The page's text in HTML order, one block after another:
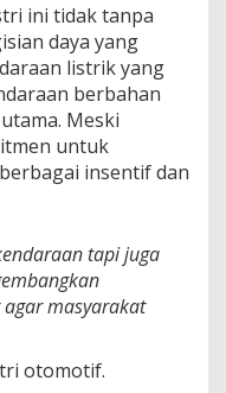
ini tidak tanpa
daya yang
listrik yang
berbahan
Meski
untuk
insentif dan
tapi juga
masyarakat
otomotif.